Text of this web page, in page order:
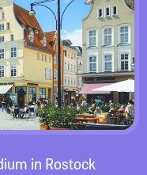
in Rostock